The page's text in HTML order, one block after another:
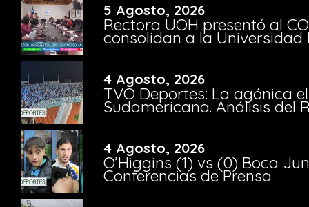
5 Agosto, 2026
Rectora UOH presentó al
consolidan a la Universidad
4 Agosto, 2026
TVO Deportes: La agónica
Sudamericana. Análisis del
4 Agosto, 2026
O’Higgins (1) vs (0) Boca
Conferencias de Prensa